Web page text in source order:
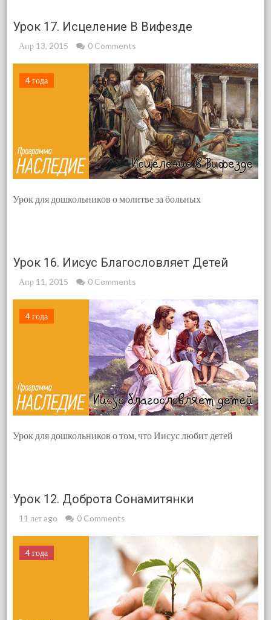
Урок 17. Исцеление В Вифезде
Апр 13, 2015 0 Comments
4 года
Урок для дошкольников о молитве за больных
Урок 16. Иисус Благословляет Детей
Апр 11, 2015 0 Comments
4 года
Урок для дошкольников о том, что Иисус любит детей
Урок 12. Доброта Сонамитянки
11 лет ago 0 Comments
4 года